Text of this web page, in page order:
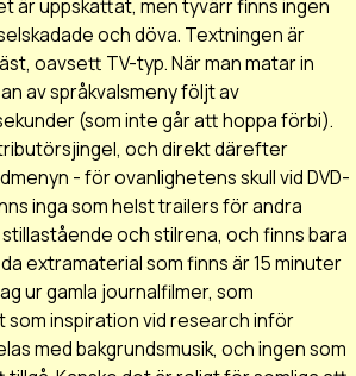
är uppskattat, men tyvärr finns ingen
och döva. Textningen är
oavsett TV-typ. När man matar in
av språkvalsmeny följt av
(som inte går att hoppa förbi).
och direkt därefter
- för ovanlighetens skull vid DVD-
inga som helst trailers för andra
och stilrena, och finns bara
extramaterial som finns är 15 minuter
ur gamla journalfilmer, som
som inspiration vid research inför
med bakgrundsmusik, och ingen som